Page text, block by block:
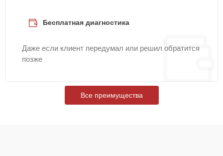
Бесплатная диагностика
Даже если клиент передумал или решил обратится
позже
Все преимущества